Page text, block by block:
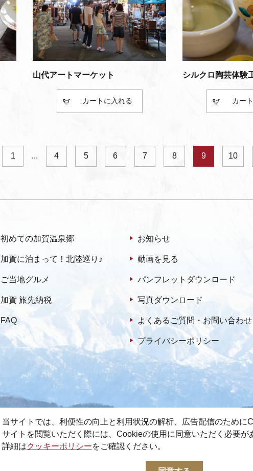
山代アートマーケット
カート
シルクロ陶芸体
カート
1 ... 4 5 6 7 8 9 10
初めての加賀温泉郷
加賀に泊まって！北陸巡り♪
ご当地グルメ
加賀 旅先納税
FAQ
お知らせ
動画を見る
パンフレットダウンロード
写真ダウンロード
よくあるご質問・お問い合わせ
プライバシーポリシー
© 2022-2026 加賀市観光情報センター All Rights
当サイトでは、利便性の向上と利用状況の解析、広告配信のために
サイトを閲覧いただく際には、Cookieの使用に同意いただく必要が
詳細はクッキーポリシーをご確認ください。